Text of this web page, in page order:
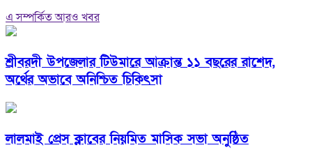
এ সম্পর্কিত আরও খবর
শ্রীবরদী উপজেলার টিউমারে আক্রান্ত ১১ বছরের রাশেদ,
অর্থের অভাবে অনিশ্চিত চিকিৎসা
লালমাই প্রেস ক্লাবের নিয়মিত মাসিক সভা অনুষ্ঠিত